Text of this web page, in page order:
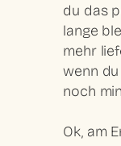
du das
lange
mehr
wenn
noch
Ok, am